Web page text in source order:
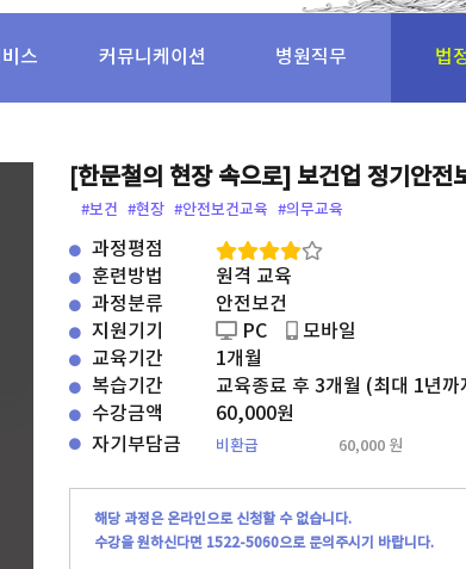
스 커뮤니케이션 병원직무 법
[한문철의 현장 속으로] 보건업 정기안
#보건 #현장 #안전보건교육 #의무교육
과정평점
훈련방법
원격 교육
과정분류
안전보건
지원기기
PC
모바일
교육기간
1개월
복습기간
교육종료 후 3개월 (최대 1년까
수강금액
60,000원
자기부담금
비환급 60,000 원
해당 과정은 온라인으로 신청할 수 없습니다.
수강을 원하신다면 1522-5060으로 문의주시기 바랍니다.